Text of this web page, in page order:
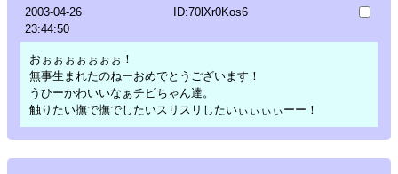
2003-04-26
23:44:50
ID:70lXr0Kos6
おぉぉぉぉぉぉぉ！
無事生まれたのねーおめでとうございます！
うひーかわいいなぁチビちゃん達。
触りたい撫で撫でしたいスリスリしたいぃぃぃぃーー！